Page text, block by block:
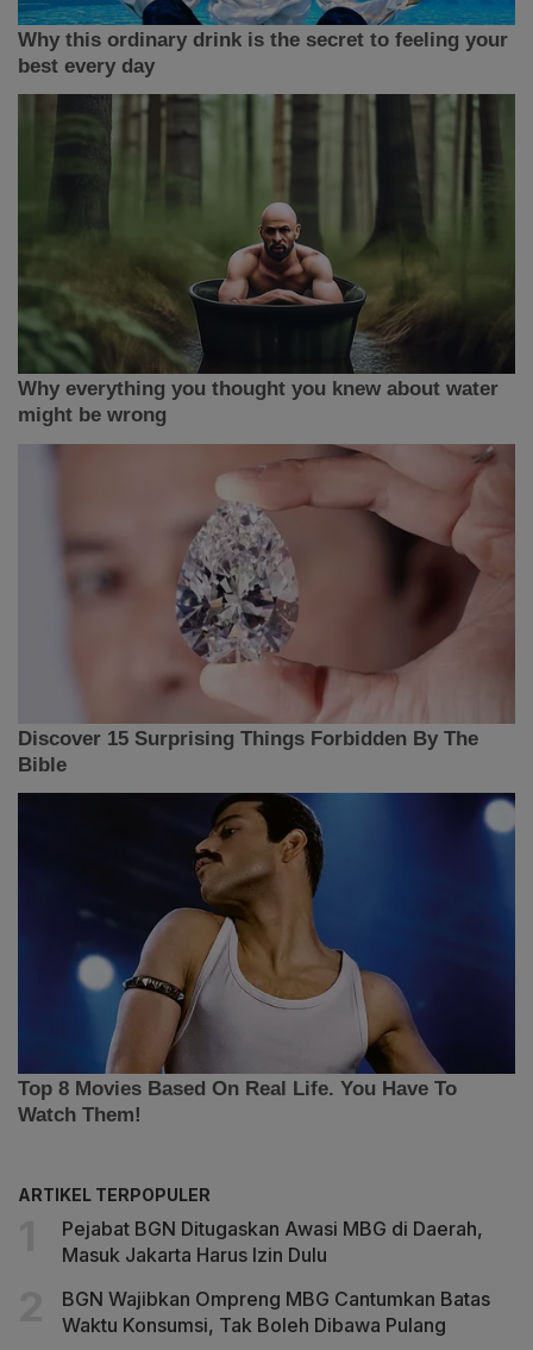
ARTIKEL TERPOPULER
Pejabat BGN Ditugaskan Awasi MBG di Daerah,
Masuk Jakarta Harus Izin Dulu
BGN Wajibkan Ompreng MBG Cantumkan Batas
Waktu Konsumsi, Tak Boleh Dibawa Pulang